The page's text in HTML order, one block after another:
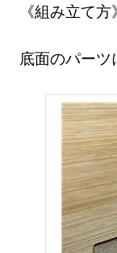
《組み立て方
底面のパーツ